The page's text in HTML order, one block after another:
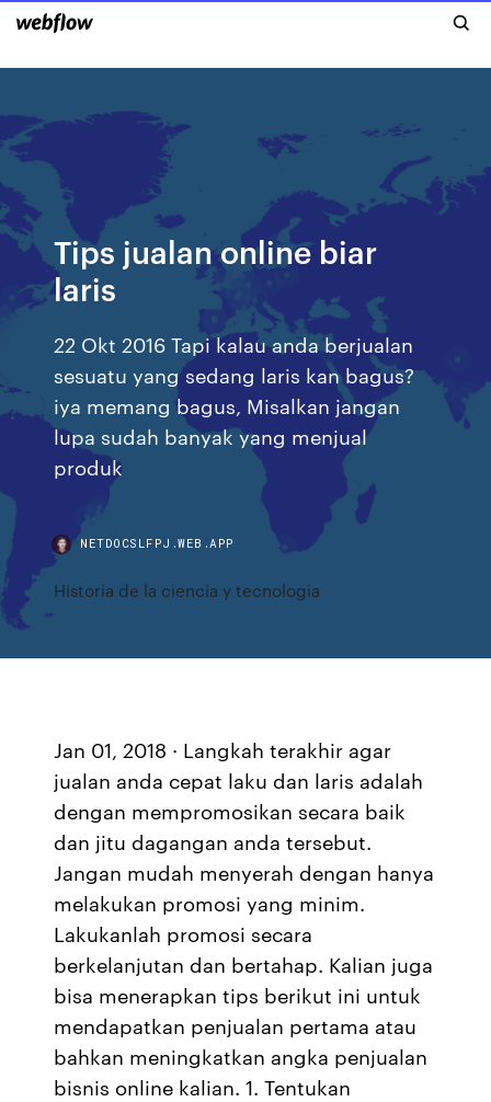
Tips jualan online biar
laris
22 Okt 2016 Tapi kalau anda berjualan
sesuatu yang sedang laris kan bagus?
iya memang bagus, Misalkan jangan
lupa sudah banyak yang menjual
produk
NETDOCSLFPJ.WEB.APP
Historia de la ciencia y tecnologia
Jan 01, 2018 · Langkah terakhir agar
jualan anda cepat laku dan laris adalah
dengan mempromosikan secara baik
dan jitu dagangan anda tersebut.
Jangan mudah menyerah dengan hanya
melakukan promosi yang minim.
Lakukanlah promosi secara
berkelanjutan dan bertahap. Kalian juga
bisa menerapkan tips berikut ini untuk
mendapatkan penjualan pertama atau
bahkan meningkatkan angka penjualan
bisnis online kalian. 1. Tentukan